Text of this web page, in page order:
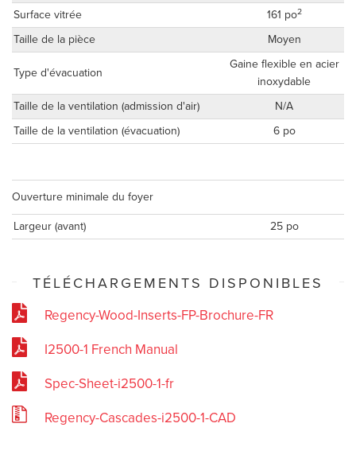
Surface vitrée 161 po2
Taille de la pièce
Moyen
Type d'évacuation
Gaine flexible en acier
inoxydable
Taille de la ventilation (admission d'air)
N/A
Taille de la ventilation (évacuation)
6 po
Ouverture minimale du foyer
Largeur (avant)
25 po
TÉLÉCHARGEMENTS DISPONIBLES
Regency-Wood-Inserts-FP-Brochure-FR
I2500-1 French Manual
Spec-Sheet-i2500-1-fr
Regency-Cascades-i2500-1-CAD